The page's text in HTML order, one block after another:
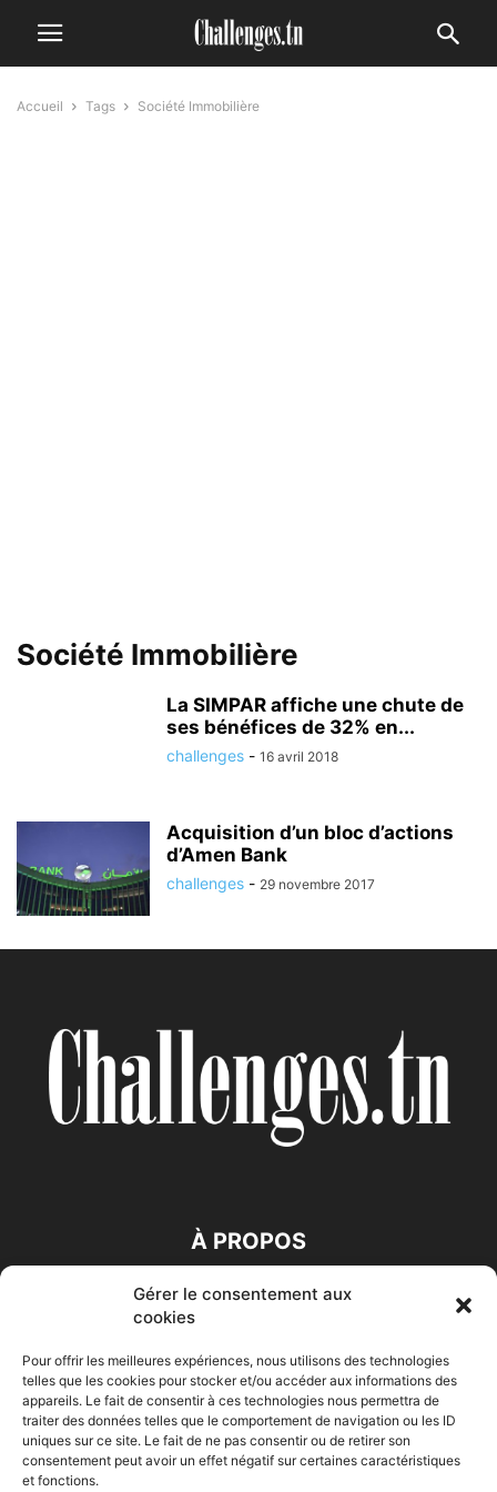
Gérer le consentement aux
cookies
Pour offrir les meilleures expériences, nous utilisons des technologies
telles que les cookies pour stocker et/ou accéder aux informations des
appareils. Le fait de consentir à ces technologies nous permettra de
traiter des données telles que le comportement de navigation ou les ID
uniques sur ce site. Le fait de ne pas consentir ou de retirer son
consentement peut avoir un effet négatif sur certaines caractéristiques
et fonctions.
Accueil Tags Société Immobilière
Société Immobilière
La SIMPAR affiche une chute de
ses bénéfices de 32% en...
challenges - 16 avril 2018
Acquisition d’un bloc d’actions
d’Amen Bank
challenges - 29 novembre 2017
À PROPOS
SUIVEZ NOUS
Accueil Economie Entreprises Entrepreneur Afrique